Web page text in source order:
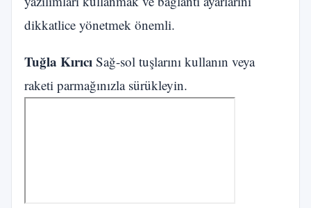
dikkatlice yönetmek önemli.
Tuğla Kırıcı Sağ-sol tuşlarını kullanın veya
raketi parmağınızla sürükleyin.